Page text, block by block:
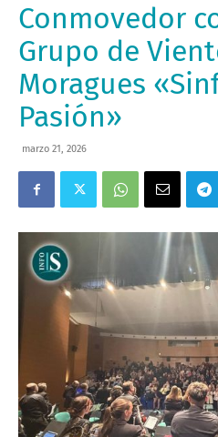
Conmovedor
Grupo de
Moragues
Pasión»
marzo 21, 2026